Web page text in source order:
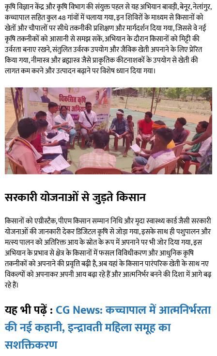
कृषि विज्ञान केंद्र और कृषि विभाग की संयुक्त पहल से यह अभियान बावड़ी, बेनूर, नेलांगुर,
कच्चापाल सहित कुल 48 गांवों में चलाया गया, इन शिविरों के माध्यम से किसानों को
खेतों और चौपालों पर सीधे तकनीकी प्रशिक्षण और मार्गदर्शन दिया गया, जिससे वे नई
कृषि तकनीकों को आसानी से समझ सकें, अभियान के दौरान किसानों को मिट्टी की
उर्वरता बनाए रखने, संतुलित उर्वरक उपयोग और जैविक खेती अपनाने के लिए प्रेरित
किया गया, नीमास्त्र और ब्रह्मास्त्र जैसे प्राकृतिक कीटनाशकों के उपयोग से खेती की
लागत कम करने और उत्पादन बढ़ाने पर विशेष ध्यान दिया गया।
सरकारी योजनाओं से जुड़ते किसान
किसानों को एग्रीस्टैक, पीएम किसान सम्मान निधि और मृदा स्वास्थ्य कार्ड जैसी सरकारी
योजनाओं की जानकारी देकर डिजिटल कृषि से जोड़ा गया, इसके साथ ही पशुपालन और
मत्स्य पालन को अतिरिक्त आय के स्रोत के रूप में अपनाने पर भी जोर दिया गया, इस
अभियान के प्रभाव से क्षेत्र के किसानों में फसल विविधीकरण और आधुनिक कृषि
तकनीकों को अपनाने की प्रवृत्ति बढ़ी है, अब यहां के किसान पारंपरिक खेती के साथ नए
विकल्पों को अपनाकर अपनी आय बढ़ा रहे हैं और आत्मनिर्भर बनने की दिशा में आगे बढ़
रहे हैं।
यह भी पढ़ें : CG News: कच्चापाल में आत्मनिर्भरता
की नई कहानी, इन्द्रावती महिला समूह का
सशक्तिकरण